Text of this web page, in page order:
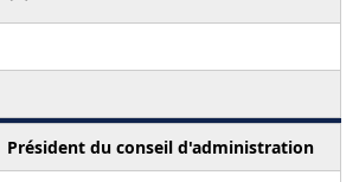
Président du conseil d'administration